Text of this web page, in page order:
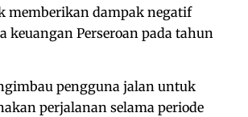
memberikan dampak negatif
keuangan Perseroan pada tahun
pengguna jalan untuk
perjalanan selama periode